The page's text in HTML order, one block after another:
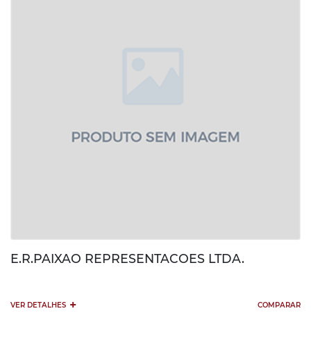
E.R.PAIXAO REPRESENTACOES LTDA.
VER DETALHES + COMPARAR